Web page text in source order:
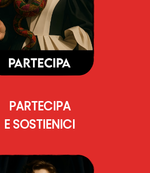
PARTECIPA
E SOSTIENICI